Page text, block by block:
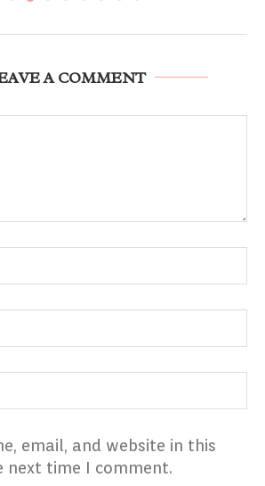
A COMMENT
email, and website in this
next time I comment.